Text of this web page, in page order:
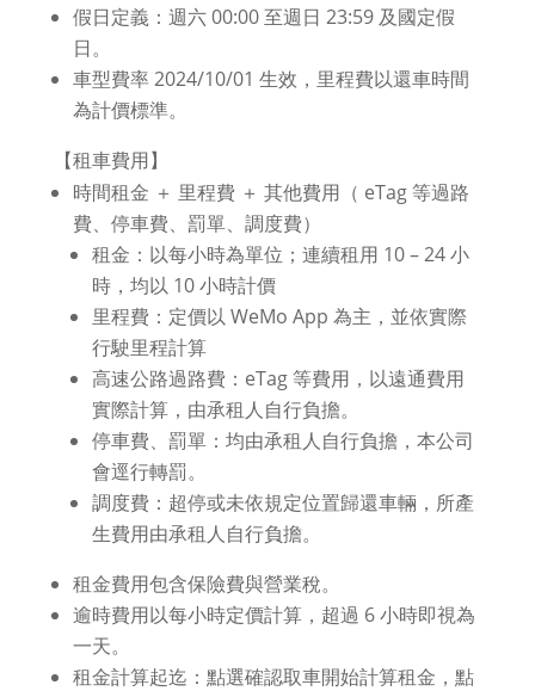
假日定義：週六 00:00 至週日 23:59 及國定假
日。
車型費率 2024/10/01 生效，里程費以還車時間
為計價標準。
【租車費用】
時間租金 ＋ 里程費 ＋ 其他費用（ eTag 等過路
費、停車費、罰單、調度費）
租金：以每小時為單位；連續租用 10 – 24 小
時，均以 10 小時計價
里程費：定價以 WeMo App 為主，並依實際
行駛里程計算
高速公路過路費：eTag 等費用，以遠通費用
實際計算，由承租人自行負擔。
停車費、罰單：均由承租人自行負擔，本公司
會逕行轉罰。
調度費：超停或未依規定位置歸還車輛，所產
生費用由承租人自行負擔。
租金費用包含保險費與營業稅。
逾時費用以每小時定價計算，超過 6 小時即視為
一天。
租金計算起迄：點選確認取車開始計算租金，點